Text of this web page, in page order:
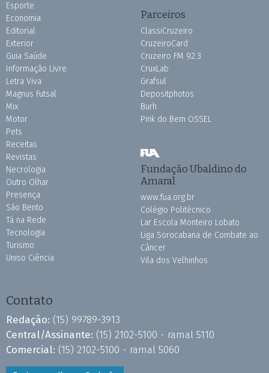
Esporte
Economia
Editorial
Exterior
Guia Saúde
Informação Livre
Letra Viva
Magnus Futsal
Mix
Motor
Pets
Receitas
Revistas
Necrologia
Outro Olhar
Presença
São Bento
Tá na Rede
Tecnologia
Turismo
Uniso Ciência
Parceiros
ClassiCruzeiro
CruzeiroCard
Cruzeiro FM 92.3
CruxLab
Grafsul
Depositphotos
Burh
Pink do Bem OSSEL
Fundação Ubaldino do
Amaral
www.fua.org.br
Colégio Politécnico
Lar Escola Monteiro Lobato
Liga Sorocabana de Combate ao
Câncer
Vila dos Velhinhos
Contato
Redação: (15) 99789-3913
Central/Assinante: (15) 2102-5100 - ramal 5110
Comercial: (15) 2102-5100 - ramal 5060